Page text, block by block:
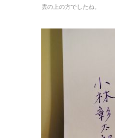
雲の上の方でしたね。